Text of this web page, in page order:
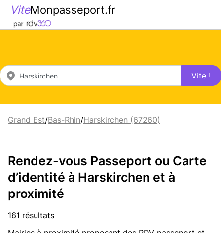
ViteMonpasseport.fr
Vite !
Grand Est/Bas-Rhin/Harskirchen (67260)
Rendez-vous Passeport ou Carte
d’identité à Harskirchen et à
proximité
161 résultats